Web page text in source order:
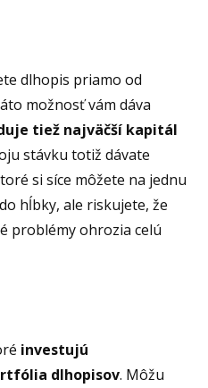
dlhopis priamo od
možnosť vám dáva
tiež najväčší kapitál
stávku totiž dávate
si síce môžete na jednu
hĺbky, ale riskujete, že
problémy ohrozia celú
investujú
dlhopisov. Môžu